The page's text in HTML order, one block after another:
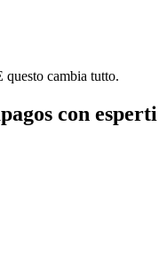
questo cambia tutto.
con esperti